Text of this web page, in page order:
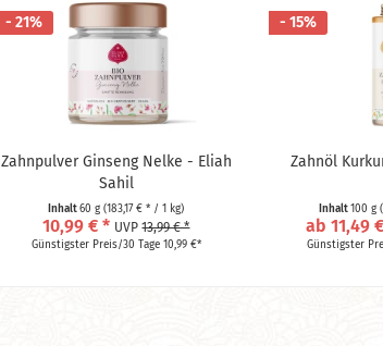
- 21%
Zahnpulver Ginseng Nelke - Eliah
Sahil
Inhalt60 g(183,17 € * / 1 kg)
10,99 € * UVP13,99 € *
Günstigster Preis/30 Tage 10,99 €*
- 15%
Zahnöl
Inhalt100 g
ab 11,49
Günstigster